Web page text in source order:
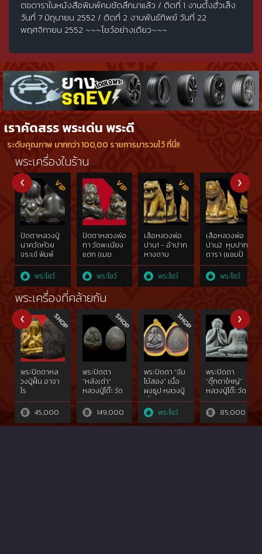
ตฃดาราในหนังสือพิมพ์คมชัดลึกมาแล้ว / ติดที่ 1 งานตั้งฮั่วเส็ง
วันที่ 7 มิถุนายน 2552 / ติดที่ 2 งานพันธ์ทิพย์ วันที่ 22
พฤศจิกายน 2552 ~~~โชว์อย่างเดียว~~~
เราคัดสรร พระเด่น พระดี
ระดับคุณภาพ มากกว่า 100,00 รายการมารวมไว้ ที่นี่!!
พระเครื่องในร้าน
ปิดตาหลวงปู่
นาควัดห้วย
จระเข้ พิมพ์
สะดือจุ่น
พระโชว์
ปิตตาหลวงพ่อ
ทา วัดพะเนียง
แตก (เมฆ
พัตร์-เกลอ
เดี่ยว) ดารา 2
ใบประกาศ
พระโชว์
เสือหลวงพ่อ
ปาน1 - อ้าปาก
หางดาบ
(แชมป์ไบ
เทค2สมัย)
พระโชว์
เสือหลวงพ่อ
ปาน2  หุบปาก
ดารา (แชมป์
ตัวใหญ่สุด ผิว
หิ้ง) พระโชว์
พระเครื่องที่คล้ายกัน
พระปิดตาหล
วงปู่ฝั้น อาจา
โร
45,000
พระปิดตา
“หลังเต่า”
หลวงปู่โต๊ะ วัด
ประดู่ฉิมพลี
149,000
พระปิดตา “จัม
โบ้สอง” เนื้อ
ผงธูป หลวงปู่
โต๊ะ วัดประดู่
ฉิมพลีพระโชว์
พระปิดตา
“ตุ๊กตาใหญ่”
หลวงปู่โต๊ะ วัด
ประดู่ฉิมพลี
85,000